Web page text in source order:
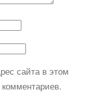
сайта в этом